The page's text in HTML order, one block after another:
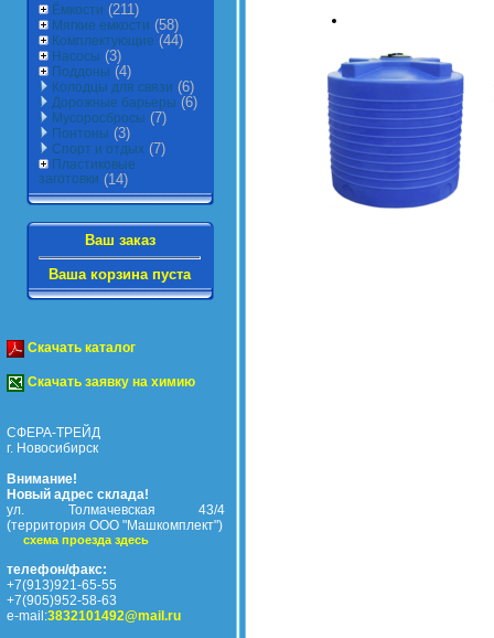
Ёмкости (211)
Мягкие емкости (58)
Комплектующие (44)
Насосы (3)
Поддоны (4)
Колодцы для связи (6)
Дорожные барьеры (6)
Мусоросбросы (7)
Понтоны (3)
Спорт и отдых (7)
Пластиковые
заготовки (14)
Ваш заказ
Ваша корзина пуста
Скачать каталог
Скачать заявку на химию
СФЕРА-ТРЕЙД
г. Новосибирск
Внимание!
Новый адрес склада!
ул. Толмачевская 43/4
(территория ООО "Машкомплект")
схема проезда здесь
телефон/факс:
+7(913)921-65-55
+7(905)952-58-63
e-mail:3832101492@mail.ru